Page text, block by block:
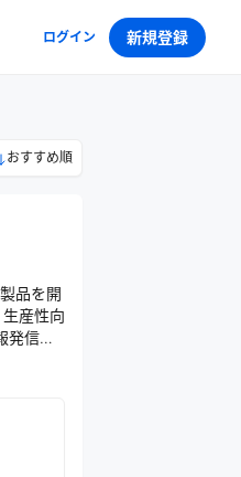
ログイン 新規登録
おすすめ順
品を開
産性向
発信も